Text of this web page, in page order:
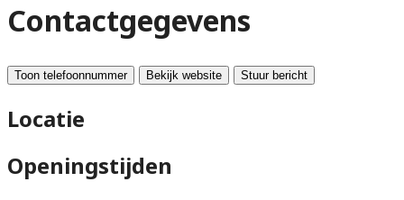
Contactgegevens
Toon telefoonnummer Bekijk website Stuur bericht
Locatie
Openingstijden